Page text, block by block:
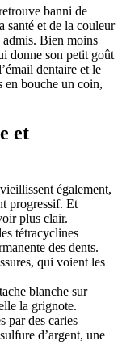
banni de
santé et de la couleur
admis. Bien moins
donne son petit goût
dentaire et le
en bouche un coin,
et
également,
progressif. Et
plus clair.
tétracyclines
des dents.
qui voient les
blanche sur
la grignote.
par des caries
d’argent, une